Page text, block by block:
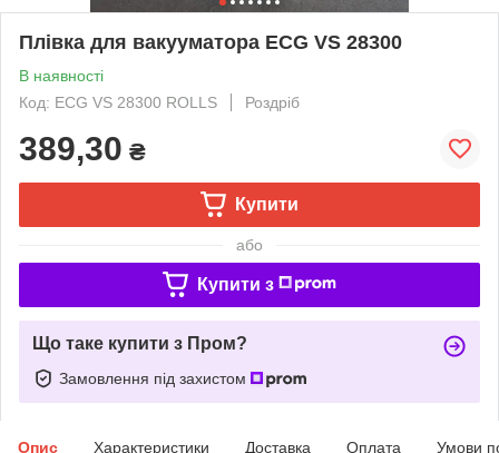
Плівка для вакууматора ECG VS 28300
В наявності
Код: ECG VS 28300 ROLLS
Роздріб
389,30 ₴
Купити
або
Купити з
Що таке купити з Пром?
Замовлення під захистом
Опис Характеристики Доставка Оплата Умови